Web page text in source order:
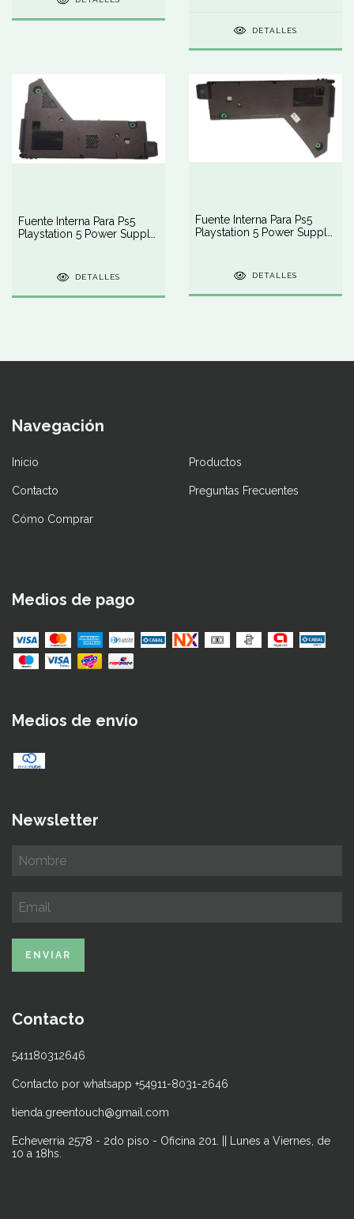
DETALLES
Fuente Interna Para Ps5
Playstation 5 Power Supply
DETALLES
Fuente Interna Para Ps5
Playstation 5 Power Supply
DETALLES
Navegación
Inicio Productos
Contacto Preguntas Frecuentes
Cómo Comprar
Medios de pago
Medios de envío
Newsletter
Contacto
541180312646
Contacto por whatsapp +54911-8031-2646
tienda.greentouch@gmail.com
Echeverria 2578 - 2do piso - Oficina 201. || Lunes a Viernes, de
10 a 18hs.